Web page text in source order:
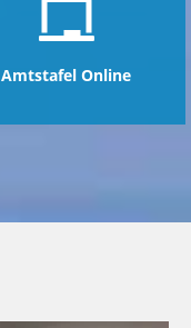
Amtstafel Online